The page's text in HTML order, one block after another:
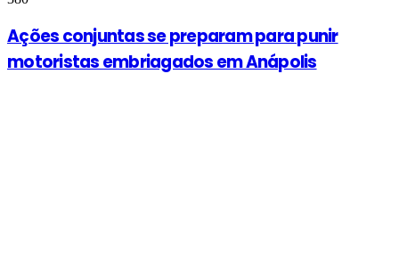
Ações conjuntas se preparam para punir
motoristas embriagados em Anápolis